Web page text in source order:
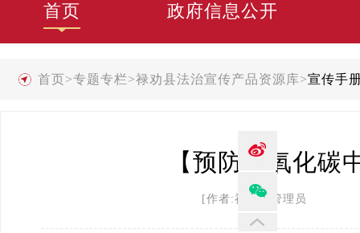
首页 政府信息公开
首页>专题专栏>禄劝县法治宣传产品资源库>宣传手
【预防一氧化
[作者:禄劝县管理员 发